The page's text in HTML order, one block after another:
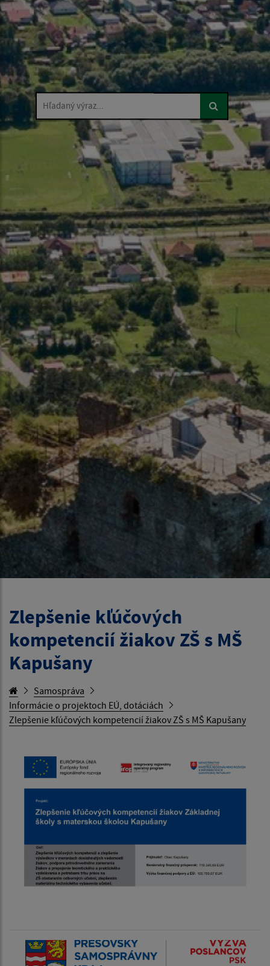
Hľadaný výraz...
Zlepšenie kľúčových
kompetencií žiakov ZŠ s MŠ
Kapušany
Samospráva
Informácie o projektoch EÚ, dotáciách
Zlepšenie kľúčových kompetencií žiakov ZŠ s MŠ Kapušany